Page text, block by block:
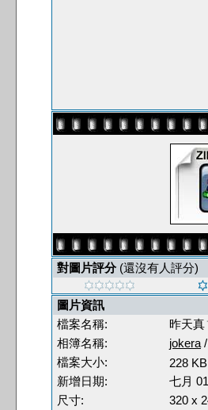
對圖片評分(還沒有人評分)
圖片資訊
檔案名稱:
昨天真
相簿名稱:
jokera /
檔案大小:
228 KB
新增日期:
七月
尺寸:
320 x